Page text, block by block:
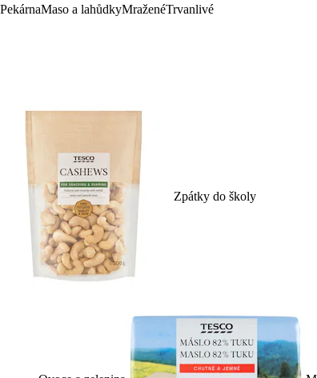
PekárnaMaso a lahůdkyMraženéTrvanlivé
Zpátky do školy